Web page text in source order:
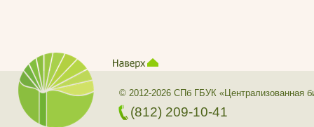
© 2012-2026 СПб ГБУК «Централизованная
(812) 209-10-41